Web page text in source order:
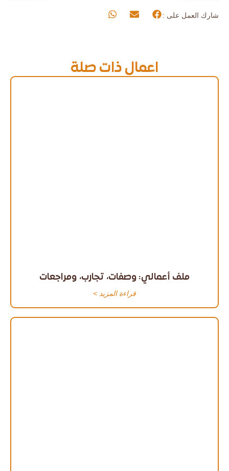
شارك العمل على :
اعمال ذات صلة
ملف أعمالي: وصفات، تجارب، ومراجعات
قراءة المزيد >